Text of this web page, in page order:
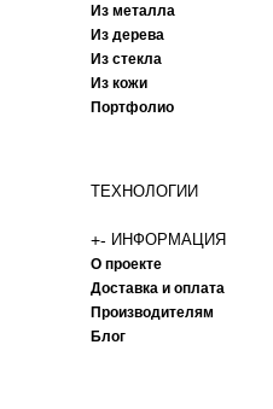
Из металла
Из дерева
Из стекла
Из кожи
Портфолио
ТЕХНОЛОГИИ
+- ИНФОРМАЦИЯ
О проекте
Доставка и оплата
Производителям
Блог